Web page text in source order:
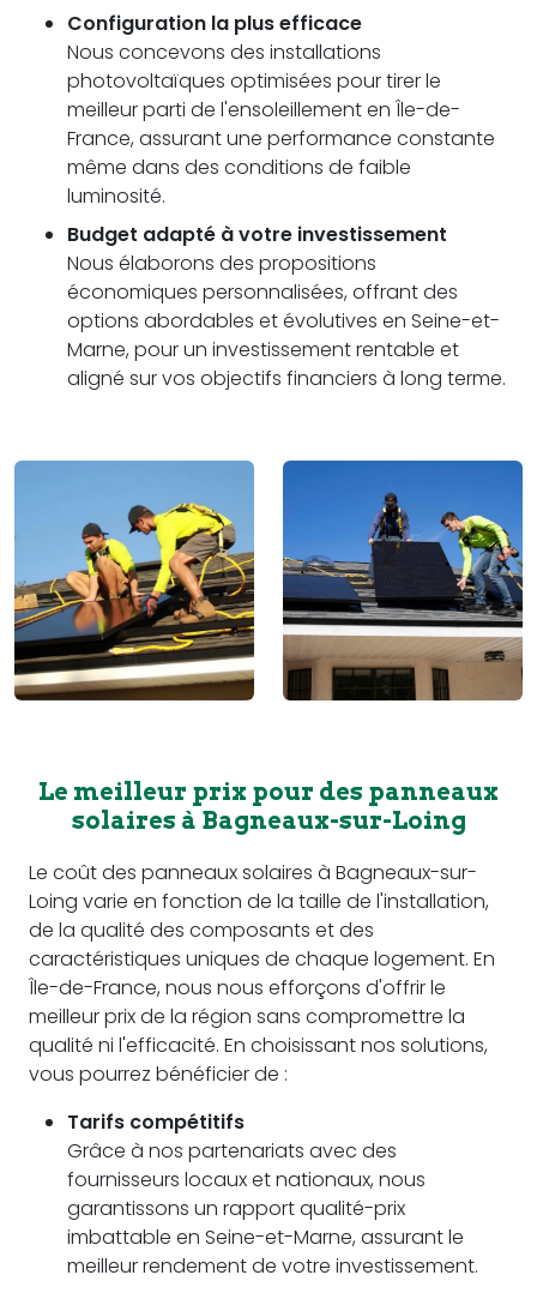
Configuration la plus efficace
Nous concevons des installations
photovoltaïques optimisées pour tirer le
meilleur parti de l'ensoleillement en Île-de-
France, assurant une performance constante
même dans des conditions de faible
luminosité.
Budget adapté à votre investissement
Nous élaborons des propositions
économiques personnalisées, offrant des
options abordables et évolutives en Seine-et-
Marne, pour un investissement rentable et
aligné sur vos objectifs financiers à long terme.
Le meilleur prix pour des panneaux
solaires à Bagneaux-sur-Loing
Le coût des panneaux solaires à Bagneaux-sur-
Loing varie en fonction de la taille de l'installation,
de la qualité des composants et des
caractéristiques uniques de chaque logement. En
Île-de-France, nous nous efforçons d'offrir le
meilleur prix de la région sans compromettre la
qualité ni l'efficacité. En choisissant nos solutions,
vous pourrez bénéficier de :
Tarifs compétitifs
Grâce à nos partenariats avec des
fournisseurs locaux et nationaux, nous
garantissons un rapport qualité-prix
imbattable en Seine-et-Marne, assurant le
meilleur rendement de votre investissement.